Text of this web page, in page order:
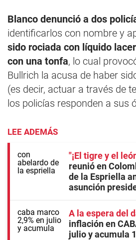
Blanco denunció a dos
identificarlos con nombre y
sido rociada con líquido
con una tonfa, lo cual
Bullrich la acusa de haber
(es decir, actuar a través de
los policías responden a sus
LEE ADEMÁS
"¡El tigre y el
reunió en
de la Espriella
asunción
A la espera del
inflación en
julio y acumula